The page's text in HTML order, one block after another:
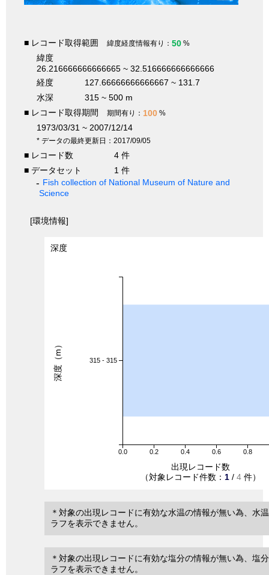
■ レコード取得範囲 緯度経度情報有り： 50 %
緯度
26.216666666666665 ~ 32.516666666666666
経度
127.66666666666667 ~ 131.7
水深
315 ~ 500 m
■ レコード取得期間
期間有り： 100 %
1973/03/31 ~ 2007/12/14
* データの最終更新日：2017/09/05
■ レコード数
4 件
■ データセット
1 件
Fish collection of National Museum of Nature and
Science
[環境情報]
深度
0.0 0.2 0.4 0.6 0.8
315 - 315
出現レコード数
（対象レコード件数： 1 / 4 件）
深度（m）
＊対象の出現レコードに有効な水温の情報が無い為、水
ラフを表示できません。
＊対象の出現レコードに有効な塩分の情報が無い為、塩
ラフを表示できません。